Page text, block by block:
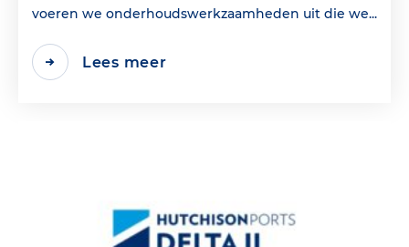
voeren we onderhoudswerkzaamheden uit die we...
Lees meer